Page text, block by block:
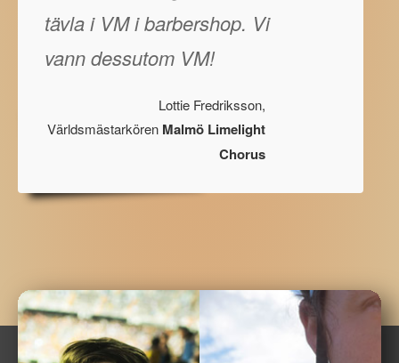
tävla i VM i barbershop. Vi
vann dessutom VM!
Lottie Fredriksson,
Världsmästarkören Malmö Limelight
Chorus